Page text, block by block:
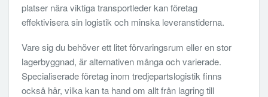
platser nära viktiga transportleder kan företag
effektivisera sin logistik och minska leveranstiderna.
Vare sig du behöver ett litet förvaringsrum eller en stor
lagerbyggnad, är alternativen många och varierade.
Specialiserade företag inom tredjepartslogistik finns
också här, vilka kan ta hand om allt från lagring till